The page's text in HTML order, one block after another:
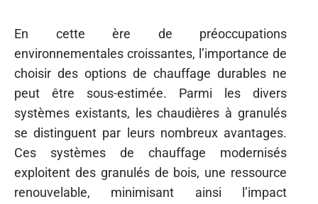
En cette ère de préoccupations
environnementales croissantes, l’importance de
choisir des options de chauffage durables ne
peut être sous-estimée. Parmi les divers
systèmes existants, les chaudières à granulés
se distinguent par leurs nombreux avantages.
Ces systèmes de chauffage modernisés
exploitent des granulés de bois, une ressource
renouvelable, minimisant ainsi l’impact